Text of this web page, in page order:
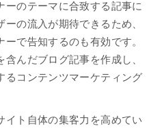
ーのテーマに合致する記事に
の流入が期待できるため、
で告知するのも有効です。
んだブログ記事を作成し、
るコンテンツマーケティング
イト自体の集客力を高めてい